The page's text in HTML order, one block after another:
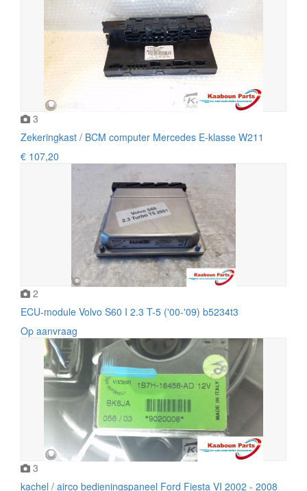
3
Zekeringkast / BCM computer Mercedes E-klasse W211
€ 107,20
2
ECU-module Volvo S60 I 2.3 T-5 ('00-'09) b5234t3
Op aanvraag
3
kachel / airco bedieningspaneel Ford Fiesta VI 2002 - 2008